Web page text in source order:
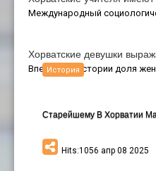
Международный
Хорватские девушки
Впервые в истории доля
Старейшему В Хорватии
Hits:1056 апр 08 2025
История